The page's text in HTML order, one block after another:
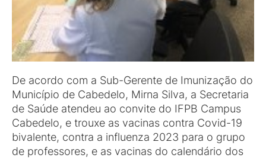
De acordo com a Sub-Gerente de Imunização do
Município de Cabedelo, Mirna Silva, a Secretaria
de Saúde atendeu ao convite do IFPB Campus
Cabedelo, e trouxe as vacinas contra Covid-19
bivalente, contra a influenza 2023 para o grupo
de professores, e as vacinas do calendário dos